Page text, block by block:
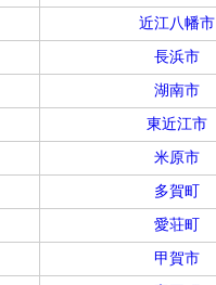
近江八幡市
長浜市
湖南市
東近江市
米原市
多賀町
愛荘町
甲賀市